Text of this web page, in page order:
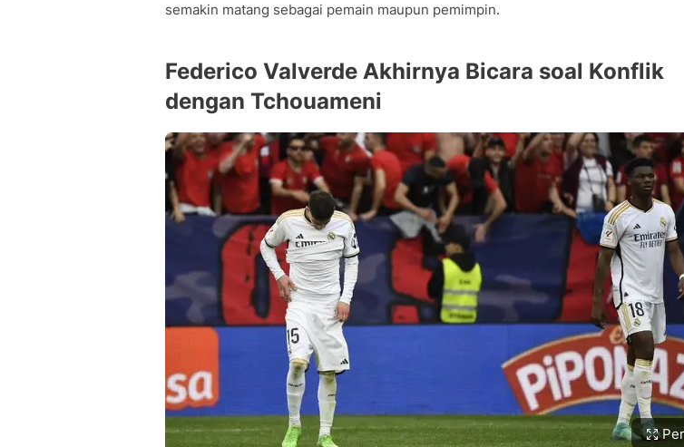
semakin matang sebagai pemain maupun pemimpin.
Federico Valverde Akhirnya Bicara soal Konflik
dengan Tchouameni